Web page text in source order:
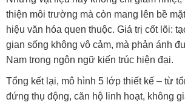
thiện môi trường mà còn mang lên bề
hiệu văn hóa quen thuộc. Giá trị cốt lõi:
gian sống không vô cảm, mà phản ánh
Nam trong ngôn ngữ kiến trúc hiện đại.
Tổng kết lại, mô hình 5 lớp thiết kế – từ
đứng thụ động, căn hộ linh hoạt, không